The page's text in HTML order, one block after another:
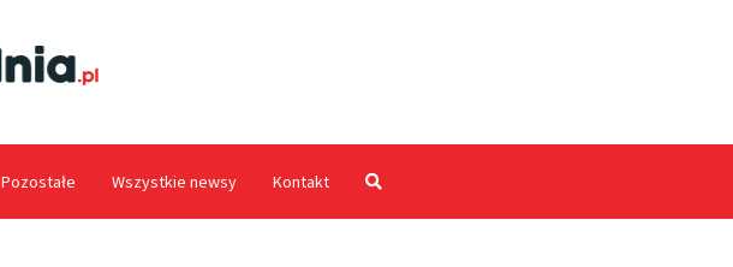
Pozostałe Wszystkie newsy Kontakt